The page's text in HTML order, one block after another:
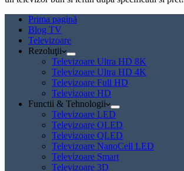
Prima pagină
Blog TV
Televizoare
Rezoluţii
Televizoare Ultra HD 8K
Televizoare Ultra HD 4K
Televizoare Full HD
Televizoare HD
Functii & Tehnologii
Televizoare LED
Televizoare OLED
Televizoare QLED
Televizoare NanoCell LED
Televizoare Smart
Televizoare 3D